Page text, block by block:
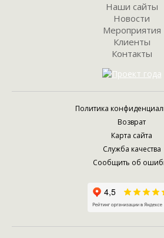
Наши сайты
Новости
Мероприятия
Клиенты
Контакты
Политика
Возврат
Карта сайта
Служба качества
Сообщить об